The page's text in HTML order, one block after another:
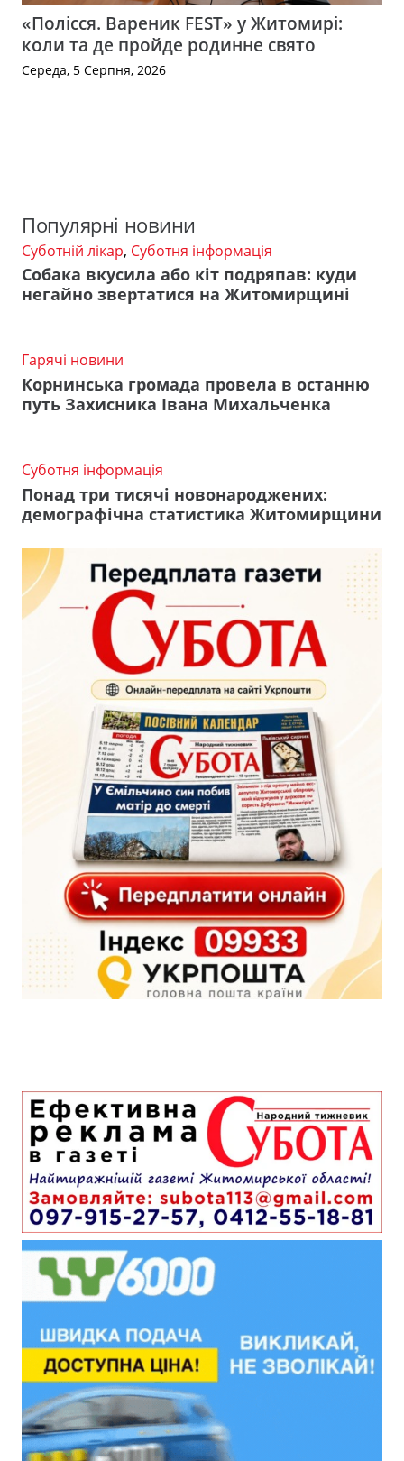
«Полісся. Вареник FEST» у Житомирі:
коли та де пройде родинне свято
Середа, 5 Серпня, 2026
Популярні новини
Суботній лікар, Суботня інформація
Собака вкусила або кіт подряпав: куди
негайно звертатися на Житомирщині
Гарячі новини
Корнинська громада провела в останню
путь Захисника Івана Михальченка
Суботня інформація
Понад три тисячі новонароджених:
демографічна статистика Житомирщини